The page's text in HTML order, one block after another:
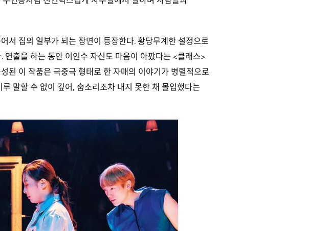
서 집의 일부가 되는 장면이 등장한다. 황당무계한 설정으로
출을 하는 동안 이인수 자신도 마음이 아팠다는 <클래스>
된 이 작품은 극중극 형태로 한 자매의 이야기가 병렬적으로
말할 수 없이 깊어, 숨소리조차 내지 못한 채 몰입했다는